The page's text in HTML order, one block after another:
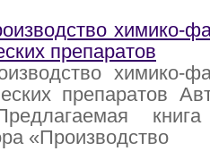
химико-
препаратов
химико-
препаратов
«Производство